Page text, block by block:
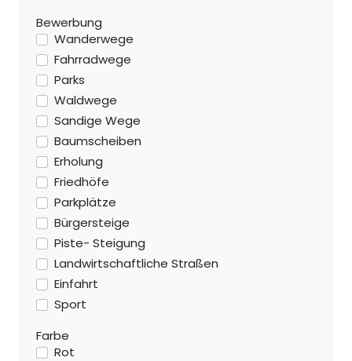
Bewerbung
Wanderwege
Fahrradwege
Parks
Waldwege
Sandige Wege
Baumscheiben
Erholung
Friedhöfe
Parkplätze
Bürgersteige
Piste- Steigung
Landwirtschaftliche Straßen
Einfahrt
Sport
Farbe
Rot